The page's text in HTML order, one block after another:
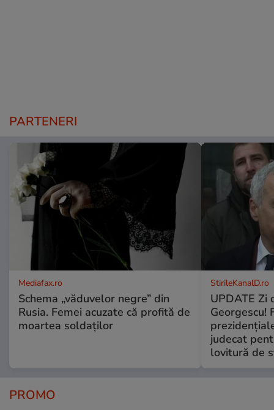
PARTENERI
Mediafax.ro
Schema „văduvelor negre” din
Rusia. Femei acuzate că profită de
moartea soldaților
StirileKanalD.ro
UPDATE Zi
Georgescu!
judecat
lovitură de
PROMO